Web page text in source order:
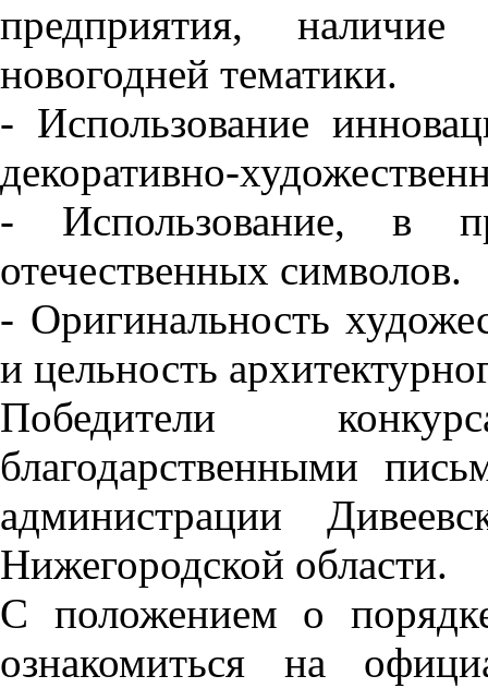
предприятия, наличие
новогодней тематики.
- Использование
декоративно-
- Использование, в
отечественных символов.
- Оригинальность
и цельность
Победители
благодарственными
администрации
Нижегородской области.
С положением о
ознакомиться на